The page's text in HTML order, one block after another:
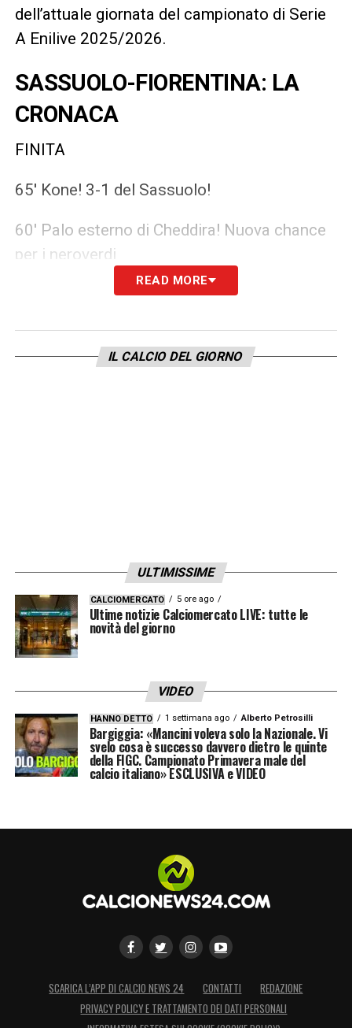
dell’attuale giornata del campionato di Serie
A Enilive 2025/2026.
SASSUOLO-FIORENTINA: LA
CRONACA
FINITA
65′ Kone! 3-1 del Sassuolo!
60′ Palo esterno di Cheddira! Nuova chance
per i neroverdi
58′ Espulso Grosso. Il tecnico neroverde
57′ Volpato fa 3-1, ma gioco fermo. Dubbi
30′ Sassuolo sempre molto in avanti con
ambizione
13′ PAREGGIO IMMEDIATO. Grande botta di
Volpato e palla in rete. Pareggio per il
7′ VANTAGGIO FIORENTINA! Mandragora su
rigore batte il portiere del Sassuolo
Muric; Walukiewicz,
Idzes, Muharemovic, Doig; Thorstvedt, Matic,
Koné; Volpato, Pinamonti,
FIORENTINA (3-5-2) : De Gea; Comuzzo,
Marì, Ranieri; Dodo, Mandragora, Fagioli,
Sohm, Parisi; Gudmundsson,
READ MORE
IL CALCIO DEL GIORNO
ULTIMISSIME
CALCIOMERCATO 5 ore ago
Ultime notizie Calciomercato LIVE: tutte le
novità del giorno
VIDEO
HANNO DETTO 1 settimana ago Alberto Petrosilli
Bargiggia: «Mancini voleva solo la Nazionale. Vi
svelo cosa è successo davvero dietro le quinte
della FIGC. Campionato Primavera male del
calcio italiano» ESCLUSIVA e VIDEO
SCARICA L’APP DI CALCIO NEWS 24 CONTATTI
REDAZIONE
PRIVACY POLICY E TRATTAMENTO DEI DATI PERSONALI